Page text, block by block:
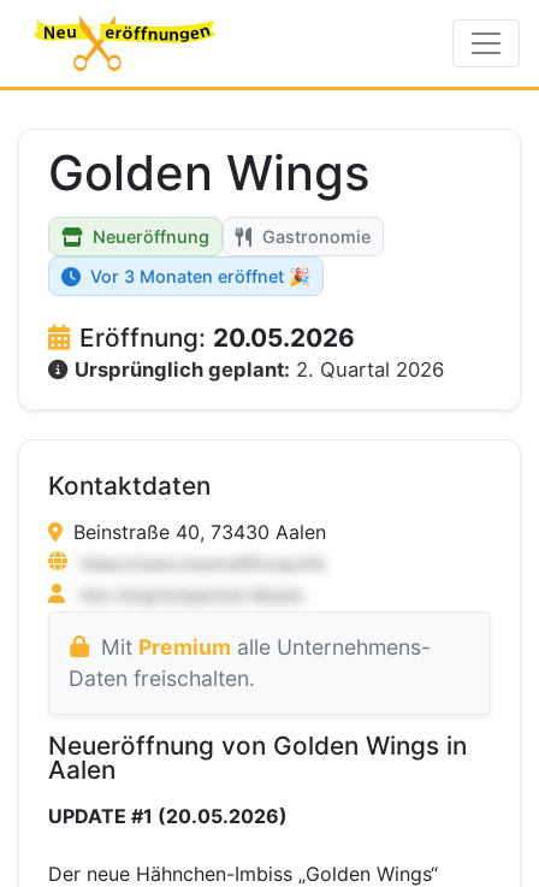
Golden Wings
Neueröffnung
Gastronomie
Vor 3 Monaten eröffnet 🎉
Eröffnung: 20.05.2026
Ursprünglich geplant: 2. Quartal 2026
Kontaktdaten
Beinstraße 40, 73430 Aalen
Mit Premium alle Unternehmens-
Daten freischalten.
Neueröffnung von Golden Wings in
Aalen
UPDATE #1 (20.05.2026)
Der neue Hähnchen-Imbiss „Golden Wings“